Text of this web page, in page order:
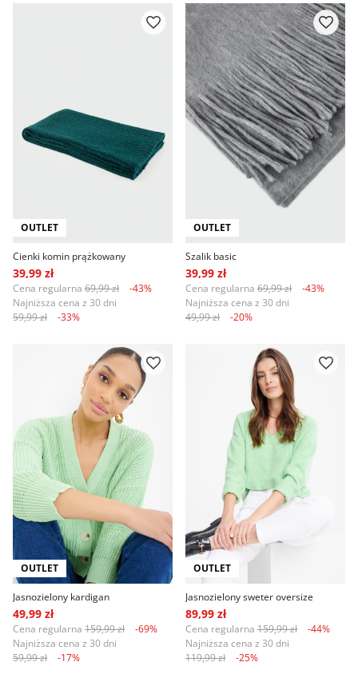
OUTLET
Cienki komin prążkowany
39,99 zł
Cena regularna 69,99 zł
-43%
Najniższa cena z 30 dni
59,99 zł
-33%
OUTLET
Szalik basic
39,99 zł
Cena regularna 69,99 zł
-43%
Najniższa cena z 30 dni
49,99 zł
-20%
OUTLET
Jasnozielony kardigan
49,99 zł
Cena regularna 159,99 zł
-69%
Najniższa cena z 30 dni
59,99 zł
-17%
OUTLET
Jasnozielony sweter oversize
89,99 zł
Cena regularna 159,99 zł
-44%
Najniższa cena z 30 dni
119,99 zł
-25%